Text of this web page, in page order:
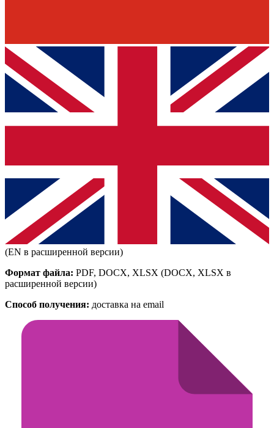
(EN в расширенной версии)
Формат файла: PDF, DOCX, XLSX (DOCX, XLSX в
расширенной версии)
Способ получения: доставка на email